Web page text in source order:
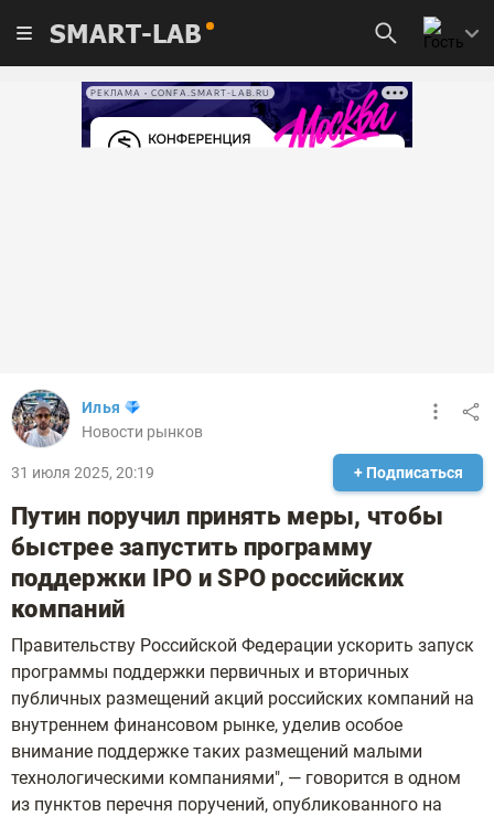
SMART-LAB
РЕКЛАМА • CONFA.SMART-LAB.RU
Илья
Новости рынков
31 июля 2025, 20:19 + Подписаться
Путин поручил принять меры, чтобы
быстрее запустить программу
поддержки IPO и SPO российских
компаний
Правительству Российской Федерации ускорить запуск
программы поддержки первичных и вторичных
публичных размещений акций российских компаний на
внутреннем финансовом рынке, уделив особое
внимание поддержке таких размещений малыми
технологическими компаниями", — говорится в одном
из пунктов перечня поручений, опубликованного на